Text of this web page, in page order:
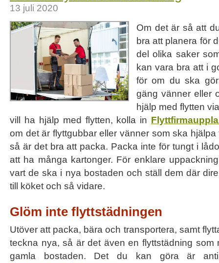
13 juli 2020
Om det är så att
bra att planera för
del olika saker
kan vara bra att i
för om du ska
gäng vänner eller
hjälp med flytten
vill ha hjälp med flytten, kolla in
om det är flyttgubbar eller vänner som ska
så är det bra att packa. Packa inte för tungt i
att ha många kartonger. För enklare
vart de ska i nya bostaden och ställ dem där
till köket och så vidare.
Glöm inte flyttstädningen
Utöver att packa, bära och transportera, samt
teckna nya, så är det även en flyttstädning som
gamla bostaden. Det du kan göra är